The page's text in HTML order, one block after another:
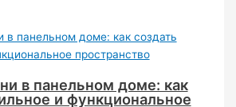
в панельном доме: как
и функциональное